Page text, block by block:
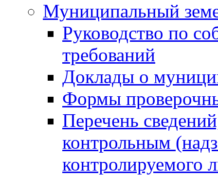
Муниципальный
Руководство по
требований
Доклады о
Формы
Перечень
контрольным
контролируемого